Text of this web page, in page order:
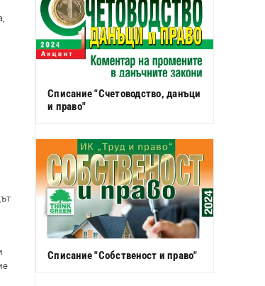
Списание "Счетоводство, данъци
и право"
Списание "Собственост и право"